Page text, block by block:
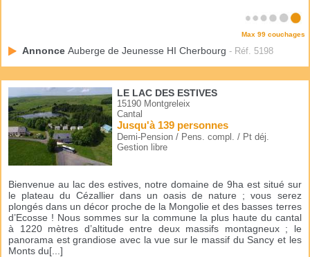
Max 99 couchages
Annonce Auberge de Jeunesse HI Cherbourg - Réf. 5198
LE LAC DES ESTIVES
15190 Montgreleix
Cantal
Jusqu'à 139 personnes
Demi-Pension / Pens. compl. / Pt déj.
Gestion libre
Bienvenue au lac des estives, notre domaine de 9ha est situé sur
le plateau du Cézallier dans un oasis de nature ; vous serez
plongés dans un décor proche de la Mongolie et des basses terres
d’Ecosse ! Nous sommes sur la commune la plus haute du cantal
à 1220 mètres d’altitude entre deux massifs montagneux ; le
panorama est grandiose avec la vue sur le massif du Sancy et les
Monts du[...]